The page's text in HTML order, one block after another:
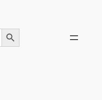
Search Button